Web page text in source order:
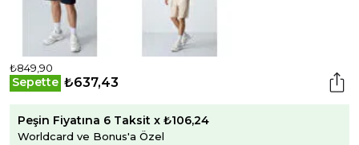
₺849,90
Sepette ₺637,43
Peşin Fiyatına 6 Taksit x ₺106,24
Worldcard ve Bonus'a Özel